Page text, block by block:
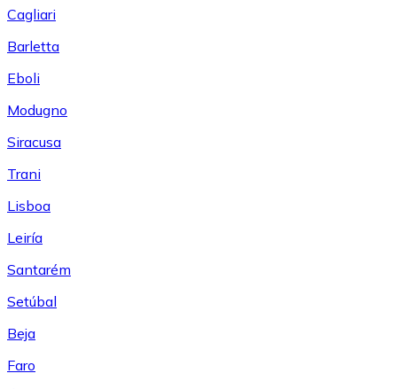
Cagliari
Barletta
Eboli
Modugno
Siracusa
Trani
Lisboa
Leiría
Santarém
Setúbal
Beja
Faro